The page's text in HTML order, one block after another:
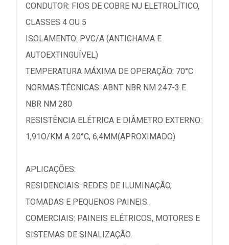
CONDUTOR: FIOS DE COBRE NU ELETROLÍTICO,
CLASSES 4 OU 5
ISOLAMENTO: PVC/A (ANTICHAMA E
AUTOEXTINGUÍVEL)
TEMPERATURA MÁXIMA DE OPERAÇÃO: 70°C
NORMAS TÉCNICAS: ABNT NBR NM 247-3 E
NBR NM 280
RESISTÊNCIA ELÉTRICA E DIÂMETRO EXTERNO:
1,91O/KM A 20°C, 6,4MM(APROXIMADO)
APLICAÇÕES:
RESIDENCIAIS: REDES DE ILUMINAÇÃO,
TOMADAS E PEQUENOS PAINEIS.
COMERCIAIS: PAINEIS ELÉTRICOS, MOTORES E
SISTEMAS DE SINALIZAÇÃO.